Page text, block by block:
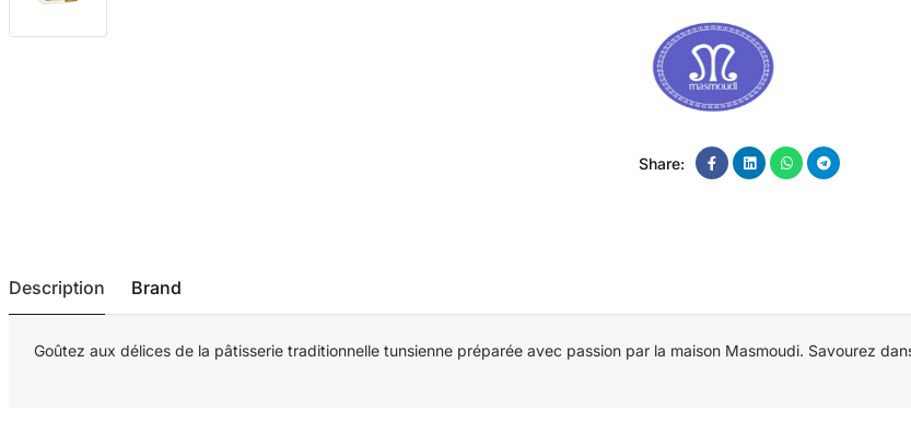
Share:
Description Brand
Goûtez aux délices de la pâtisserie traditionnelle tunsienne préparée avec passion par la maison Masmoudi. Savourez